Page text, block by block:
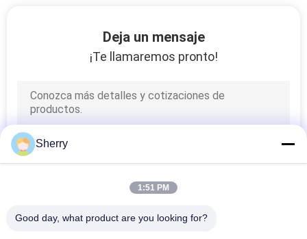
del cubo
Probador
electrónico de la
Deja un mensaje
¡Te llamaremos pronto!
Sherry
1:51 PM
Good day, what product are you looking for?